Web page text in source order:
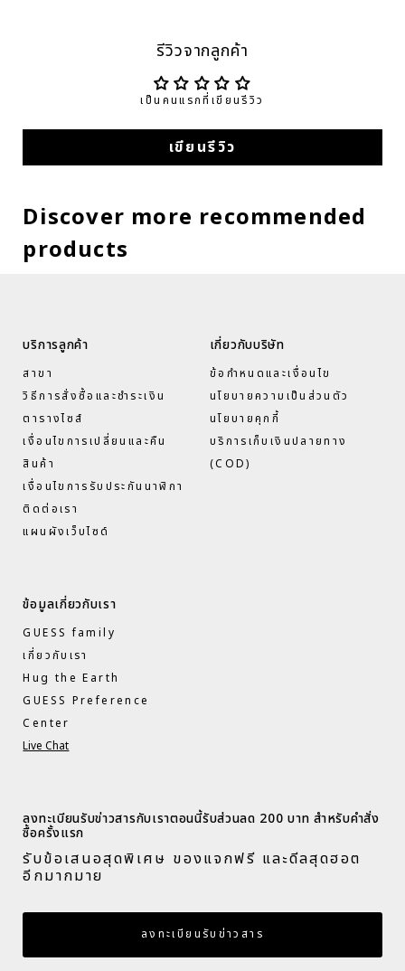
รีวิวจากลูกค้า
เป็นคนแรกที่เขียนรีวิว
เขียนรีวิว
Discover more recommended
products
บริการลูกค้า
สาขา
วิธีการสั่งซื้อและชำระเงิน
ตารางไซส์
เงื่อนไขการเปลี่ยนและคืน
สินค้า
เงื่อนไขการรับประกันนาฬิกา
ติดต่อเรา
แผนผังเว็บไซด์
เกี่ยวกับบริษัท
ข้อกำหนดและเงื่อนไข
นโยบายความเป็นส่วนตัว
นโยบายคุกกี้
บริการเก็บเงินปลายทาง
(COD)
ข้อมูลเกี่ยวกับเรา
GUESS family
เกี่ยวกับเรา
Hug the Earth
GUESS Preference
Center
Live Chat
ลงทะเบียนรับข่าวสารกับเราตอนนี้รับส่วนลด 200 บาท สำหรับคำสั่ง
ซื้อครั้งแรก​
รับข้อเสนอสุดพิเศษ ของแจกฟรี และดีลสุดฮอต
อีกมากมาย​
กรอกอีเมล
ลงทะเบียนรับข่าวสาร